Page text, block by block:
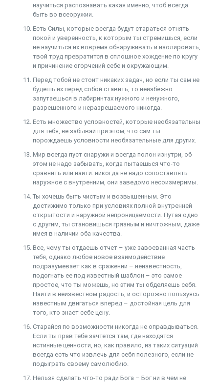
научиться распознавать какая именно, чтоб всегда
быть во всеоружии.
Есть Силы, которые всегда будут стараться отнять
покой и уверенность, к которым ты стремишься, если
не научиться их вовремя обнаруживать и изолировать,
твой труд превратится в сплошное хождение по кругу
и причинение огорчений себе и окружающим.
Перед тобой не стоит никаких задач, но если ты сам не
будешь их перед собой ставить, то неизбежно
запутаешься в лабиринтах нужного и ненужного,
разрешенного и неразрешаемого никогда.
Есть множество условностей, которые необязательны
для тебя, не забывай при этом, что сам ты
порождаешь условности необязательные для других.
Мир всегда пуст снаружи и всегда полон изнутри, об
этом не надо забывать, когда пытаешься что-то
сравнить или найти: никогда не надо сопоставлять
наружное с внутренним, они заведомо несоизмеримы.
Ты хочешь быть чистым и возвышенным. Это
достижимо только при условиях полной внутренней
открытости и наружной непроницаемости. Путая одно
с другим, ты становишься грязным и ничтожным, даже
имея в наличии оба качества.
Все, чему ты отдаешь отчет – уже завоеванная часть
тебя, однако любое новое взаимодействие
подразумевает как в сражении – неизвестность,
подогнать ее под известный шаблон – это самое
простое, что ты можешь, но этим ты обделяешь себя.
Найти в неизвестном радость, и осторожно пользуясь
известным двигаться вперед – достойная цель для
того, кто знает себе цену.
Старайся по возможности никогда не оправдываться.
Если ты прав тебе зачтется там, где находятся
истинные ценности, но, как правило, из таких ситуаций
всегда есть что извлечь для себя полезного, если не
подыграть своему самолюбию.
Нельзя сделать что-то ради Бога – Бог ни в чем не